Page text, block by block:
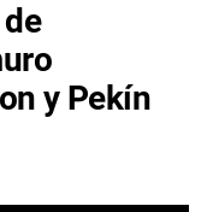
y Pekín